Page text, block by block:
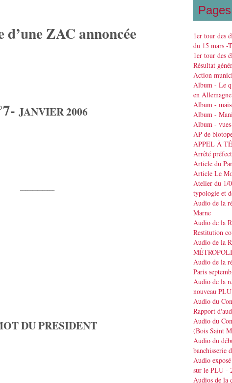
ZAC annoncée
JANVIER 2006
DU PRESIDENT
Pages
1er tour des
du 15 mars -
1er tour des
Résultat
Action
Album - Le
en Allemagne
Album -
Album -
Album -
AP de
APPEL À
Arrêté
Article du
Article Le
Atelier du 1/
typologie et
Audio de la
Marne
Audio de la
Restitution
Audio de la
Audio de la
Paris
Audio de la
nouveau
Audio du
Rapport
Audio du
(Bois Saint
Audio du
banchisserie
Audio
sur le PLU -
Audios de la